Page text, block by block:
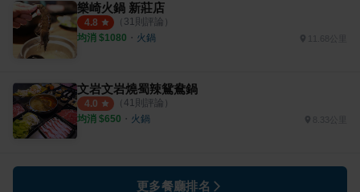
樂崎火鍋 新莊店
4.8 （ 31則評論）
均消 $1080 ・ 火鍋
文岩文岩燒蜀辣鴛鴦鍋
4.0 （ 41則評論）
均消 $650 ・ 火鍋
更多餐廳排名